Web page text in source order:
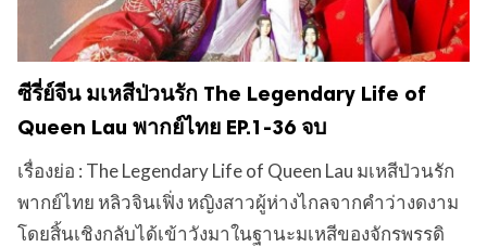
ซีรี่ย์จีน มเหสีป่วนรัก The Legendary Life of
Queen Lau พากย์ไทย EP.1-36 จบ
เรื่องย่อ : The Legendary Life of Queen Lau มเหสีป่วนรัก
พากย์ไทย หลิวจินเฟิ่ง หญิงสาวผู้ห่างไกลจากคำว่างดงาม
โดยสิ้นเชิงกลับได้เข้าวังมาในฐานะมเหสีของจักรพรรดิ